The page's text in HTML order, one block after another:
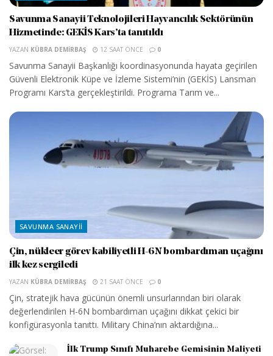
Savunma Sanayii Teknolojileri Hayvancılık Sektörünün
Hizmetinde: GEKİS Kars’ta tanıtıldı
YAZAN KÜBRA DEMIRBAŞ 12 SAAT ÖNCE 0
Savunma Sanayii Başkanlığı koordinasyonunda hayata geçirilen
Güvenli Elektronik Küpe ve İzleme Sistemi’nin (GEKİS) Lansman
Programı Kars’ta gerçekleştirildi. Programa Tarım ve...
SAVUNMA SANAYII
Çin, nükleer görev kabiliyetli H-6N bombardıman uçağını
ilk kez sergiledi
YAZAN KÜBRA DEMIRBAŞ 21 SAAT ÖNCE 0
Çin, stratejik hava gücünün önemli unsurlarından biri olarak
değerlendirilen H-6N bombardıman uçağını dikkat çekici bir
konfigürasyonla tanıttı. Military China’nın aktardığına...
İlk Trump Sınıfı Muharebe Gemisinin Maliyeti